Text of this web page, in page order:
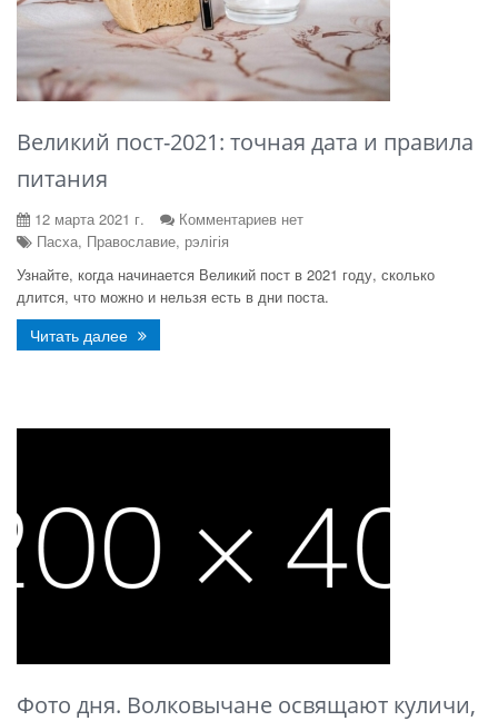
Великий пост-2021: точная дата и правила
питания
12 марта 2021 г.
Комментариев нет
Пасха, Православие, рэлігія
Узнайте, когда начинается Великий пост в 2021 году, сколько
длится, что можно и нельзя есть в дни поста.
Читать далее
Фото дня. Волковычане освящают куличи,